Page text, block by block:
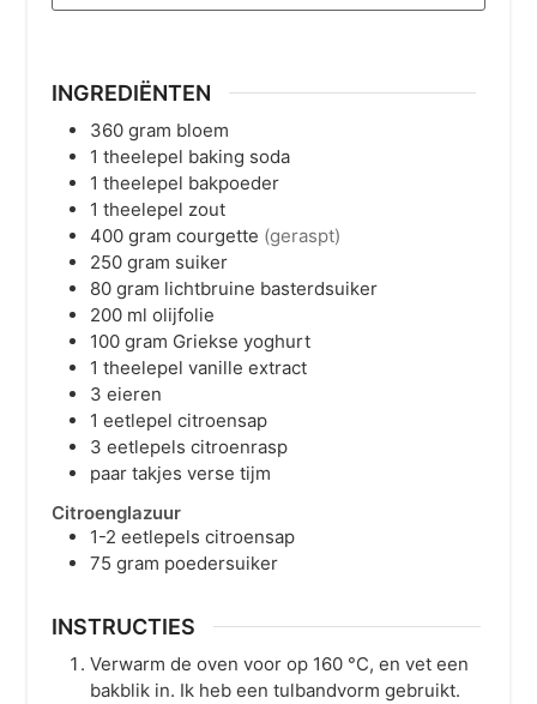
INGREDIËNTEN
360 gram bloem
1 theelepel baking soda
1 theelepel bakpoeder
1 theelepel zout
400 gram courgette (geraspt)
250 gram suiker
80 gram lichtbruine basterdsuiker
200 ml olijfolie
100 gram Griekse yoghurt
1 theelepel vanille extract
3 eieren
1 eetlepel citroensap
3 eetlepels citroenrasp
paar takjes verse tijm
Citroenglazuur
1-2 eetlepels citroensap
75 gram poedersuiker
INSTRUCTIES
Verwarm de oven voor op 160 °C, en vet een
bakblik in. Ik heb een tulbandvorm gebruikt.